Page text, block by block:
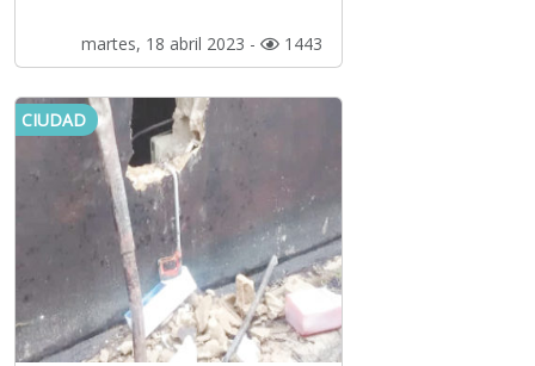
martes, 18 abril 2023 - 1443
CIUDAD